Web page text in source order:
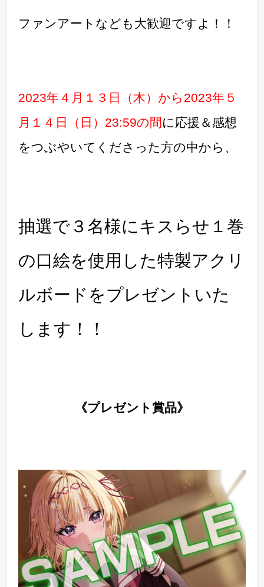
ファンアートなども大歓迎ですよ！！
2023年４月１３日（木）から2023年５
月１４日（日）23:59の間 に応援＆感想
をつぶやいてくださった方の中から、
抽選で３名様にキスらせ１巻
の口絵を使用した特製アクリ
ルボードをプレゼントいた
します！！
《プレゼント賞品》